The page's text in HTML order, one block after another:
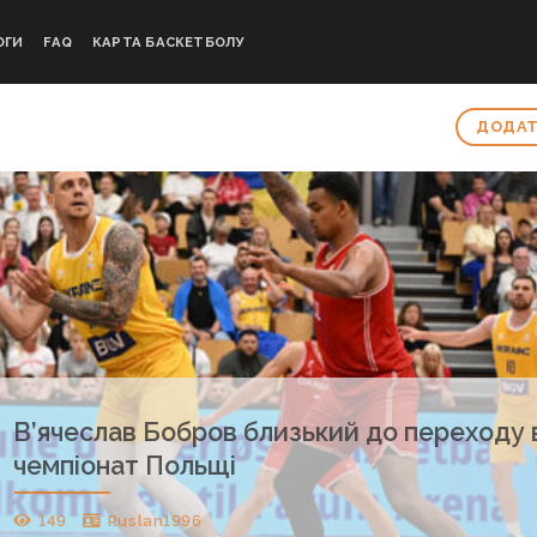
FAQ КАРТА БАСКЕТБОЛУ
В’ячеслав Бобров близький до переходу
чемпіонат Польщі
149 Ruslan1996